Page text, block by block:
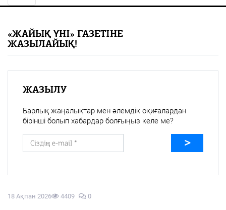
PDF
«Жайық үні» — 33 жыл
Каталог
18 Ақпан 2026 4409 0
«ЖАЙЫҚ ҮНІ» ГАЗЕТІНЕ
ЖАЗЫЛАЙЫҚ!
ЖАЗЫЛУ
Барлық жаңалықтар мен әлемдік оқиғалардан
бірінші болып хабардар болғыңыз келе ме?